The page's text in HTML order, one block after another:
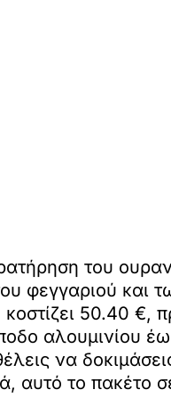
του
φεγγαριού
50.40 €,
αλουμινίου
να
αυτό το πακέτο